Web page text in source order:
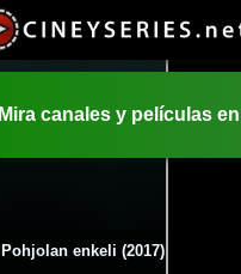
Mira canales y películas
Pohjolan enkeli (2017)